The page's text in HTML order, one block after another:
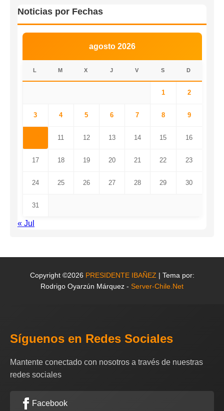
Noticias por Fechas
agosto 2026
L M X J V S D
1 2
3 4 5 6 7 8 9
11 12 13 14 15 16
17 18 19 20 21 22 23
24 25 26 27 28 29 30
31
« Jul
Copyright ©2026 PRESIDENTE IBAÑEZ | Tema por:
Rodrigo Oyarzún Márquez - Server-Chile.Net
Síguenos en Redes Sociales
Mantente conectado con nosotros a través de nuestras
redes sociales
Facebook